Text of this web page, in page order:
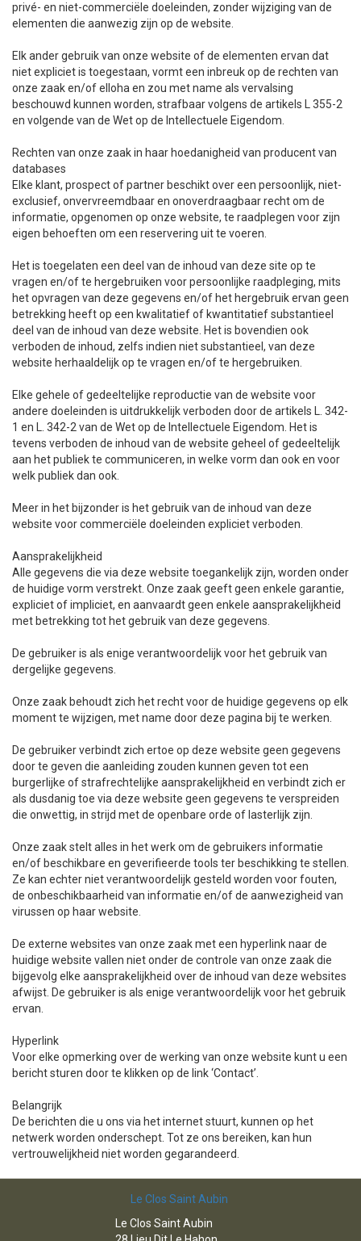
privé- en niet-commerciële doeleinden, zonder wijziging van de
elementen die aanwezig zijn op de website.
Elk ander gebruik van onze website of de elementen ervan dat
niet expliciet is toegestaan, vormt een inbreuk op de rechten van
onze zaak en/of elloha en zou met name als vervalsing
beschouwd kunnen worden, strafbaar volgens de artikels L 355-2
en volgende van de Wet op de Intellectuele Eigendom.
Rechten van onze zaak in haar hoedanigheid van producent van
databases
Elke klant, prospect of partner beschikt over een persoonlijk, niet-
exclusief, onvervreemdbaar en onoverdraagbaar recht om de
informatie, opgenomen op onze website, te raadplegen voor zijn
eigen behoeften om een reservering uit te voeren.
Het is toegelaten een deel van de inhoud van deze site op te
vragen en/of te hergebruiken voor persoonlijke raadpleging, mits
het opvragen van deze gegevens en/of het hergebruik ervan geen
betrekking heeft op een kwalitatief of kwantitatief substantieel
deel van de inhoud van deze website. Het is bovendien ook
verboden de inhoud, zelfs indien niet substantieel, van deze
website herhaaldelijk op te vragen en/of te hergebruiken.
Elke gehele of gedeeltelijke reproductie van de website voor
andere doeleinden is uitdrukkelijk verboden door de artikels L. 342-
1 en L. 342-2 van de Wet op de Intellectuele Eigendom. Het is
tevens verboden de inhoud van de website geheel of gedeeltelijk
aan het publiek te communiceren, in welke vorm dan ook en voor
welk publiek dan ook.
Meer in het bijzonder is het gebruik van de inhoud van deze
website voor commerciële doeleinden expliciet verboden.
Aansprakelijkheid
Alle gegevens die via deze website toegankelijk zijn, worden onder
de huidige vorm verstrekt. Onze zaak geeft geen enkele garantie,
expliciet of impliciet, en aanvaardt geen enkele aansprakelijkheid
met betrekking tot het gebruik van deze gegevens.
De gebruiker is als enige verantwoordelijk voor het gebruik van
dergelijke gegevens.
Onze zaak behoudt zich het recht voor de huidige gegevens op elk
moment te wijzigen, met name door deze pagina bij te werken.
De gebruiker verbindt zich ertoe op deze website geen gegevens
door te geven die aanleiding zouden kunnen geven tot een
burgerlijke of strafrechtelijke aansprakelijkheid en verbindt zich er
als dusdanig toe via deze website geen gegevens te verspreiden
die onwettig, in strijd met de openbare orde of lasterlijk zijn.
Onze zaak stelt alles in het werk om de gebruikers informatie
en/of beschikbare en geverifieerde tools ter beschikking te stellen.
Ze kan echter niet verantwoordelijk gesteld worden voor fouten,
de onbeschikbaarheid van informatie en/of de aanwezigheid van
virussen op haar website.
De externe websites van onze zaak met een hyperlink naar de
huidige website vallen niet onder de controle van onze zaak die
bijgevolg elke aansprakelijkheid over de inhoud van deze websites
afwijst. De gebruiker is als enige verantwoordelijk voor het gebruik
ervan.
Hyperlink
Voor elke opmerking over de werking van onze website kunt u een
bericht sturen door te klikken op de link ‘Contact’.
Belangrijk
De berichten die u ons via het internet stuurt, kunnen op het
netwerk worden onderschept. Tot ze ons bereiken, kan hun
vertrouwelijkheid niet worden gegarandeerd.
Le Clos Saint Aubin
Le Clos Saint Aubin